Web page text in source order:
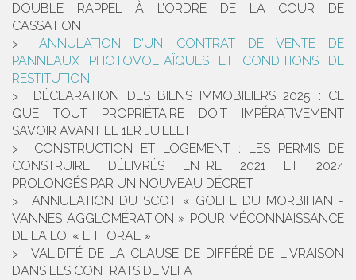
DOUBLE RAPPEL À L’ORDRE DE LA COUR DE
CASSATION
ANNULATION D’UN CONTRAT DE VENTE DE
PANNEAUX PHOTOVOLTAÏQUES ET CONDITIONS DE
RESTITUTION
DÉCLARATION DES BIENS IMMOBILIERS 2025 : CE
QUE TOUT PROPRIÉTAIRE DOIT IMPÉRATIVEMENT
SAVOIR AVANT LE 1ER JUILLET
CONSTRUCTION ET LOGEMENT : LES PERMIS DE
CONSTRUIRE DÉLIVRÉS ENTRE 2021 ET 2024
PROLONGÉS PAR UN NOUVEAU DÉCRET
ANNULATION DU SCOT « GOLFE DU MORBIHAN -
VANNES AGGLOMÉRATION » POUR MÉCONNAISSANCE
DE LA LOI « LITTORAL »
VALIDITÉ DE LA CLAUSE DE DIFFÉRÉ DE LIVRAISON
DANS LES CONTRATS DE VEFA